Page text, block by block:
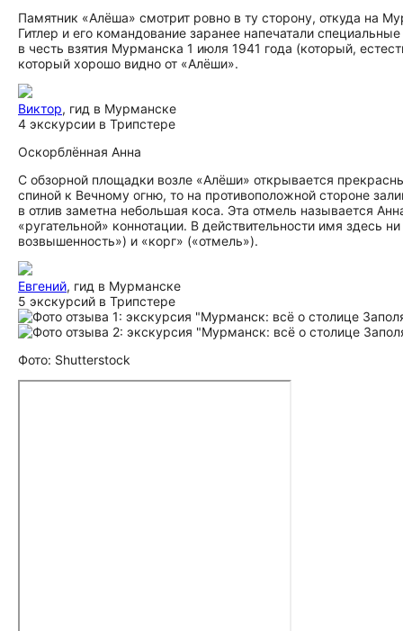
Памятник «Алёша» смотрит ровно в ту сторону, откуда на
Гитлер и его командование заранее напечатали
в честь взятия Мурманска 1 июля 1941 года (который,
который хорошо видно от «Алёши».
Виктор, гид в Мурманске
4 экскурсии в Трипстере
Оскорблённая Анна
С обзорной площадки возле «Алёши» открывается
спиной к Вечному огню, то на противоположной стороне
в отлив заметна небольшая коса. Эта отмель называется
«ругательной» коннотации. В действительности имя здесь
возвышенность») и «корг» («отмель»).
Евгений, гид в Мурманске
5 экскурсий в Трипстере
Фото: Shutterstock